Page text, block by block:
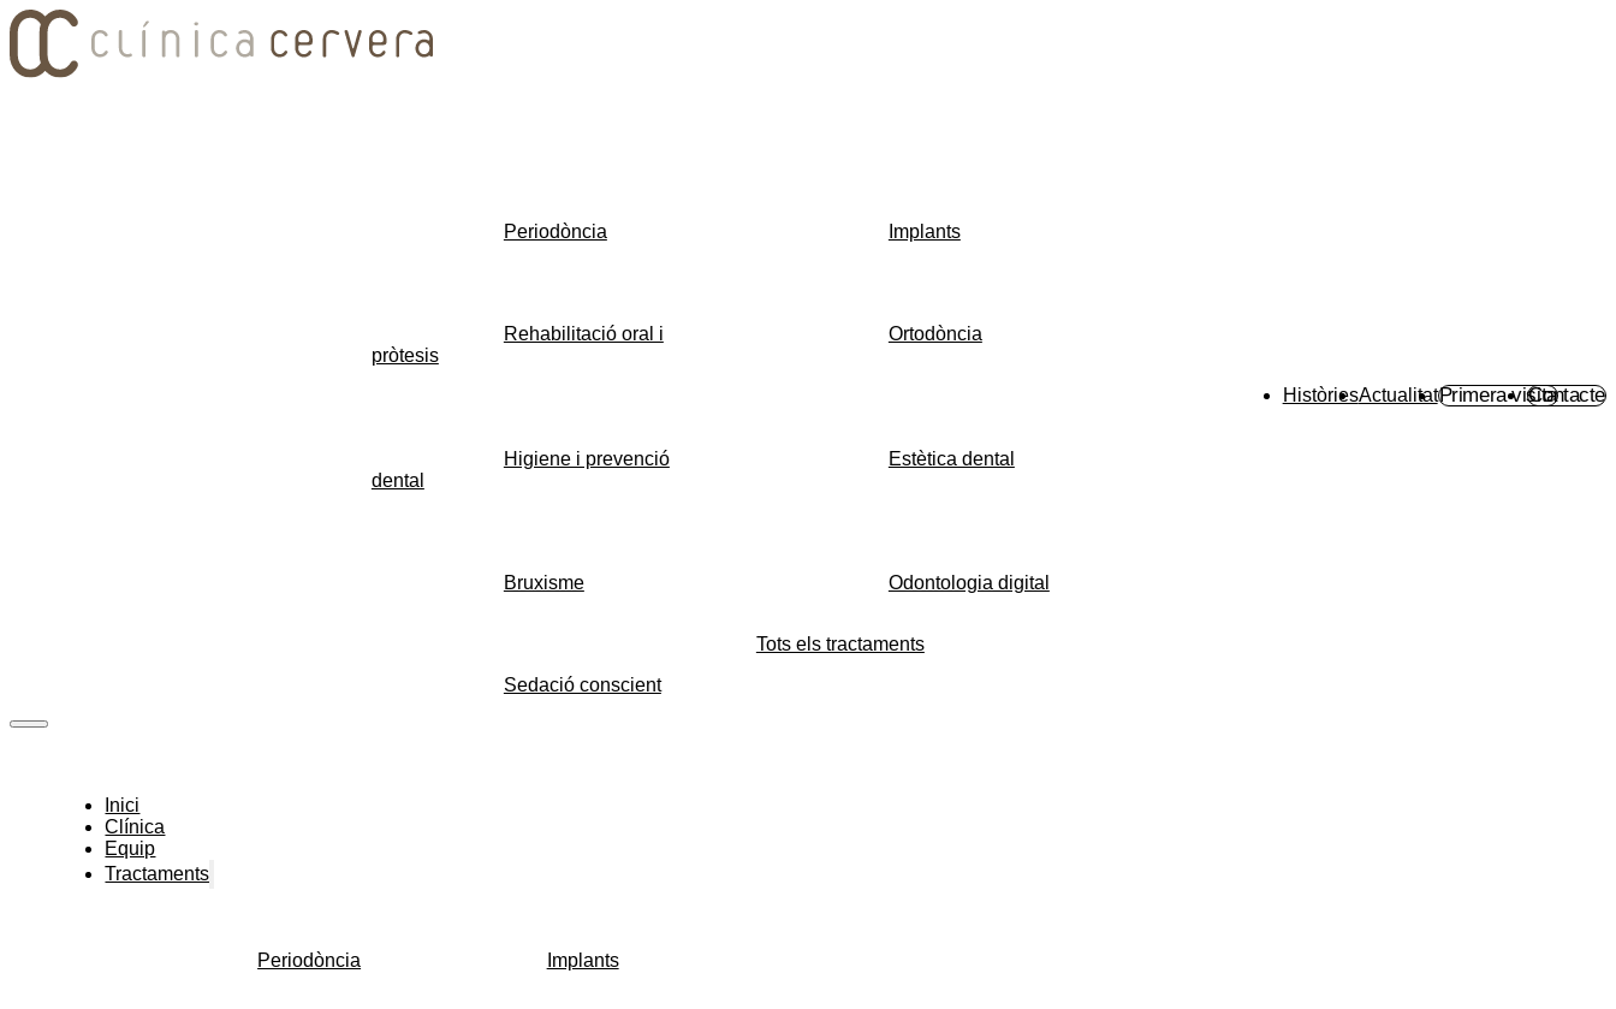
Periodòncia Implants
Rehabilitació oral i
pròtesis
Ortodòncia
Higiene i prevenció
dental
Estètica dental
Bruxisme Odontologia digital
Sedació conscient
Tots els tractaments
HistòriesActualitatPrimera visitaContacte
Inici
Clínica
Equip
Tractaments
Periodòncia Implants